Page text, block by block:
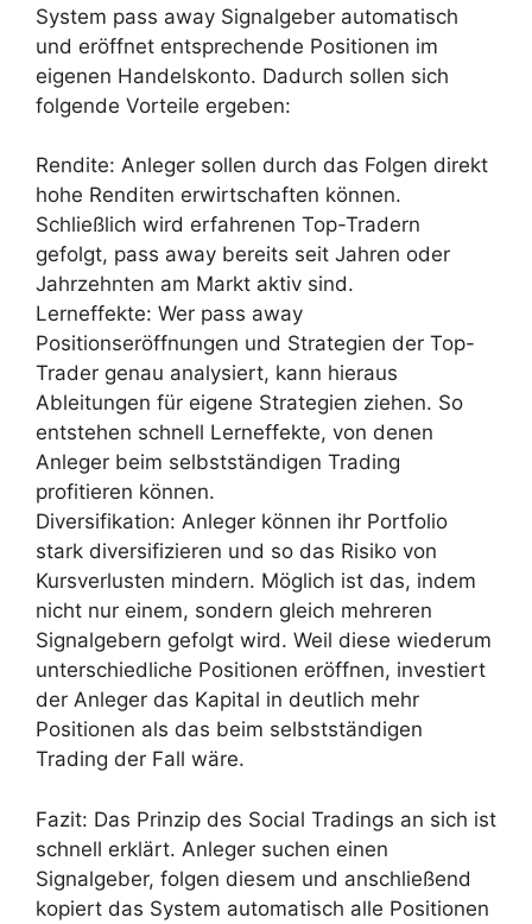
System pass away Signalgeber automatisch
und eröffnet entsprechende Positionen im
eigenen Handelskonto. Dadurch sollen sich
folgende Vorteile ergeben:
Rendite: Anleger sollen durch das Folgen direkt
hohe Renditen erwirtschaften können.
Schließlich wird erfahrenen Top-Tradern
gefolgt, pass away bereits seit Jahren oder
Jahrzehnten am Markt aktiv sind.
Lerneffekte: Wer pass away
Positionseröffnungen und Strategien der Top-
Trader genau analysiert, kann hieraus
Ableitungen für eigene Strategien ziehen. So
entstehen schnell Lerneffekte, von denen
Anleger beim selbstständigen Trading
profitieren können.
Diversifikation: Anleger können ihr Portfolio
stark diversifizieren und so das Risiko von
Kursverlusten mindern. Möglich ist das, indem
nicht nur einem, sondern gleich mehreren
Signalgebern gefolgt wird. Weil diese wiederum
unterschiedliche Positionen eröffnen, investiert
der Anleger das Kapital in deutlich mehr
Positionen als das beim selbstständigen
Trading der Fall wäre.
Fazit: Das Prinzip des Social Tradings an sich ist
schnell erklärt. Anleger suchen einen
Signalgeber, folgen diesem und anschließend
kopiert das System automatisch alle Positionen